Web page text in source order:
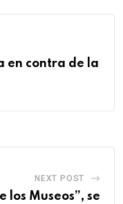
en contra de la
NEXT POST
los Museos”, se